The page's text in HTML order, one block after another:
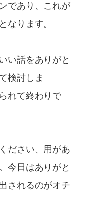
であり、これが
なります。
い話をありがと
検討しま
れて終わりで
ださい、用があ
今日はありがと
されるのがオチ